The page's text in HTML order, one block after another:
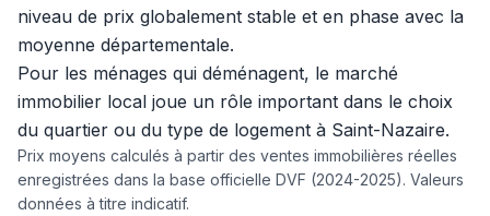
niveau de prix globalement stable et en phase avec la
moyenne départementale.
Pour les ménages qui déménagent, le marché
immobilier local joue un rôle important dans le choix
du quartier ou du type de logement à Saint-Nazaire.
Prix moyens calculés à partir des ventes immobilières réelles
enregistrées dans la base officielle DVF (2024-2025). Valeurs
données à titre indicatif.